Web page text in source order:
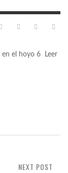
en el hoyo 6 Leer
NEXT POST